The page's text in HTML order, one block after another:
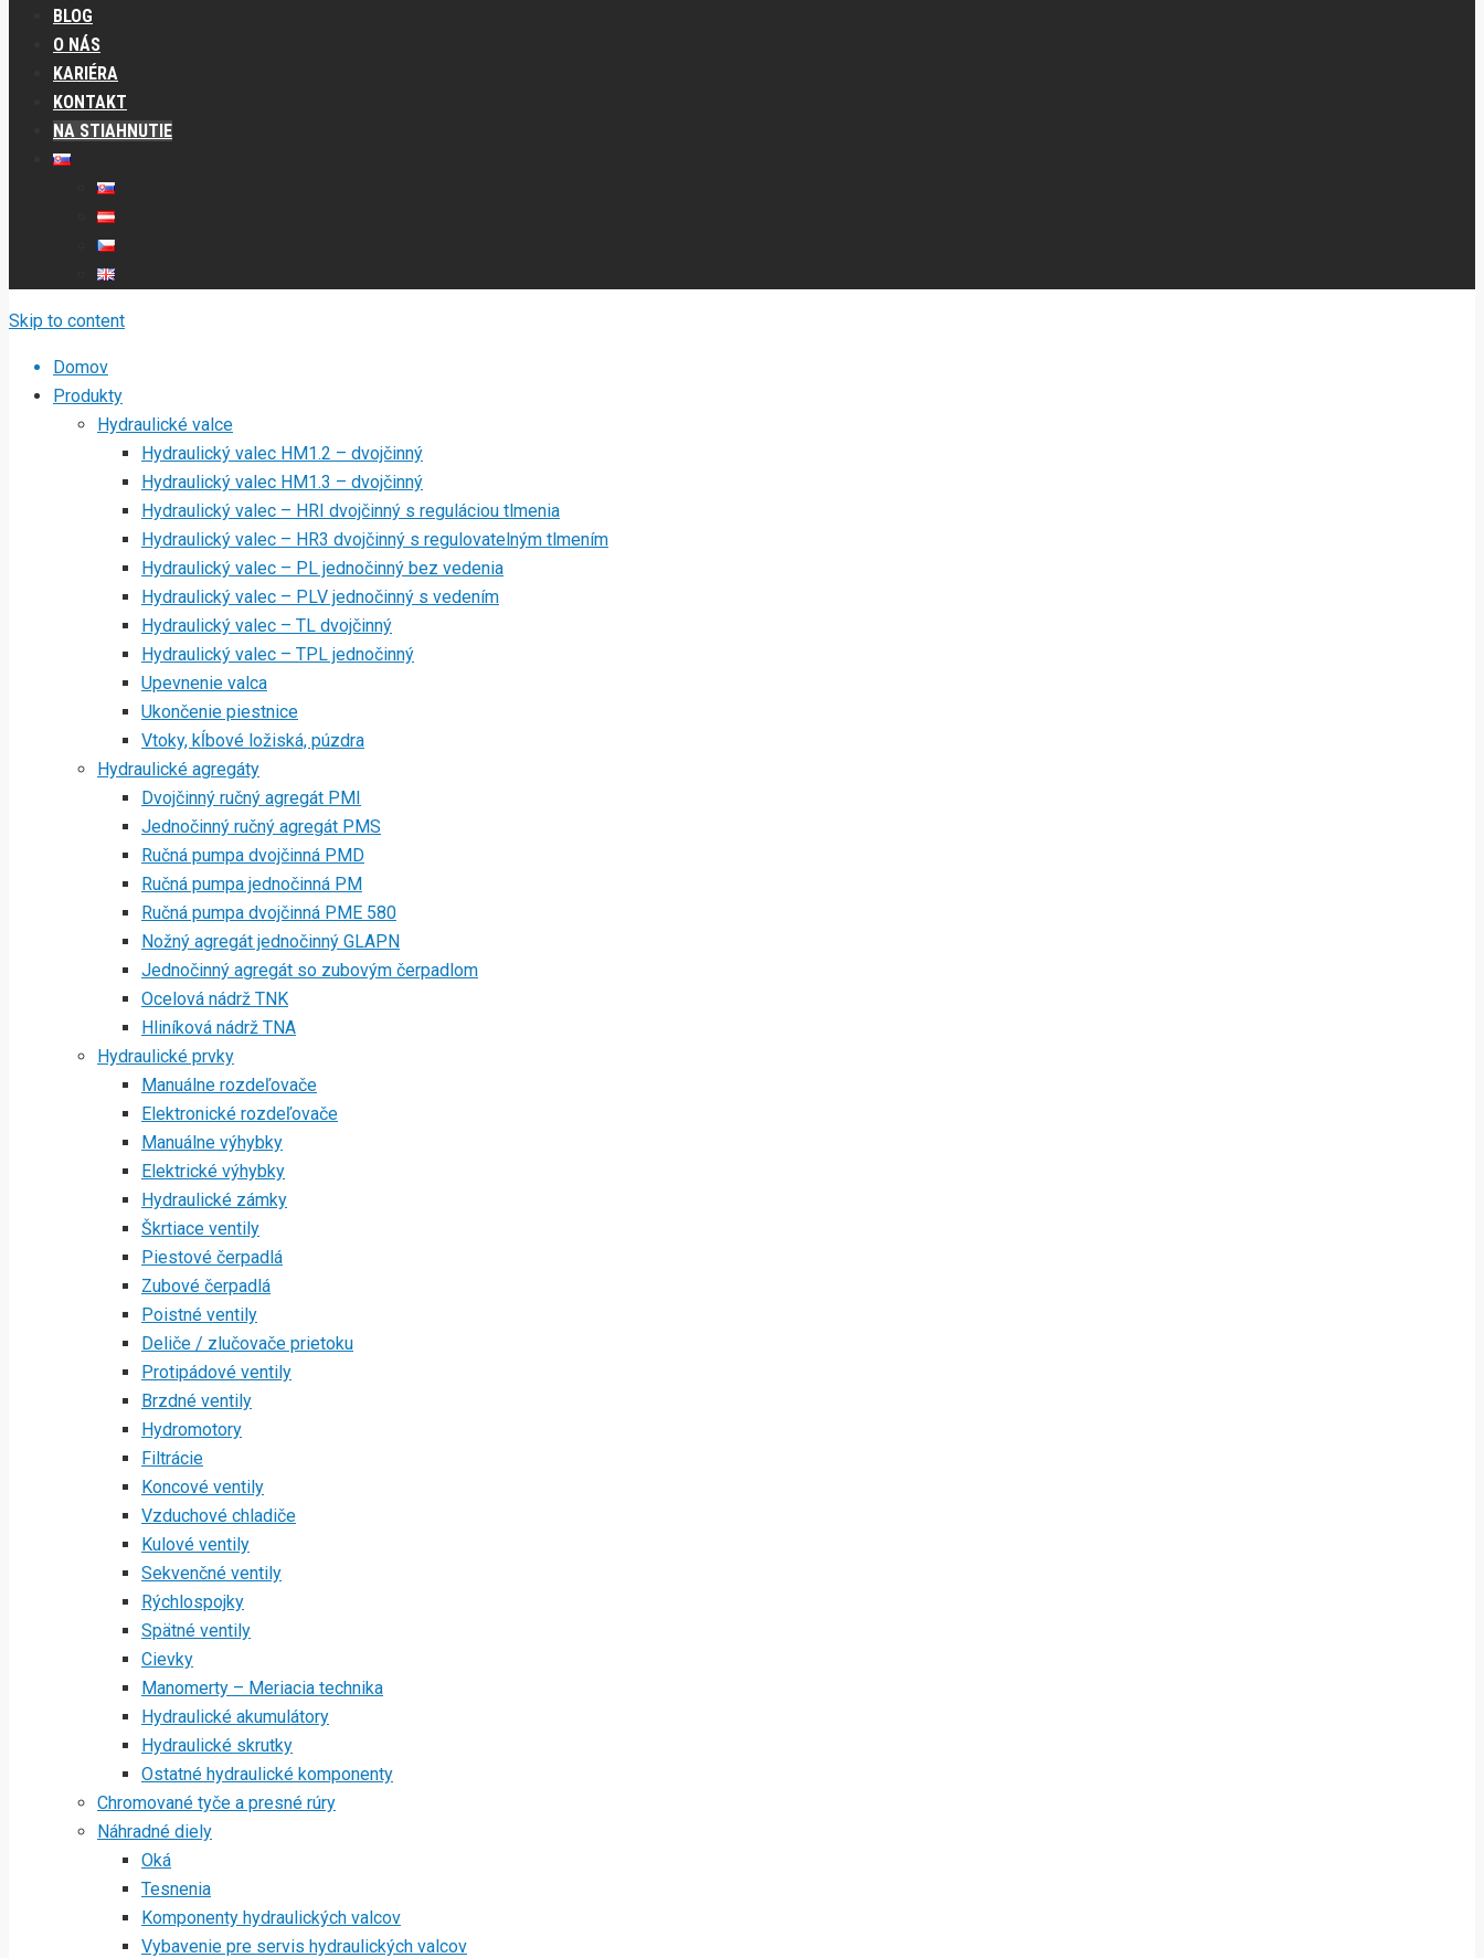
BLOG
O NÁS
KARIÉRA
KONTAKT
NA STIAHNUTIE
Skip to content
Domov
Produkty
Hydraulické valce
Hydraulický valec HM1.2 – dvojčinný
Hydraulický valec HM1.3 – dvojčinný
Hydraulický valec – HRI dvojčinný s reguláciou tlmenia
Hydraulický valec – HR3 dvojčinný s regulovatelným tlmením
Hydraulický valec – PL jednočinný bez vedenia
Hydraulický valec – PLV jednočinný s vedením
Hydraulický valec – TL dvojčinný
Hydraulický valec – TPL jednočinný
Upevnenie valca
Ukončenie piestnice
Vtoky, kĺbové ložiská, púzdra
Hydraulické agregáty
Dvojčinný ručný agregát PMI
Jednočinný ručný agregát PMS
Ručná pumpa dvojčinná PMD
Ručná pumpa jednočinná PM
Ručná pumpa dvojčinná PME 580
Nožný agregát jednočinný GLAPN
Jednočinný agregát so zubovým čerpadlom
Ocelová nádrž TNK
Hliníková nádrž TNA
Hydraulické prvky
Manuálne rozdeľovače
Elektronické rozdeľovače
Manuálne výhybky
Elektrické výhybky
Hydraulické zámky
Škrtiace ventily
Piestové čerpadlá
Zubové čerpadlá
Poistné ventily
Deliče / zlučovače prietoku
Protipádové ventily
Brzdné ventily
Hydromotory
Filtrácie
Koncové ventily
Vzduchové chladiče
Kulové ventily
Sekvenčné ventily
Rýchlospojky
Spätné ventily
Cievky
Manomerty – Meriacia technika
Hydraulické akumulátory
Hydraulické skrutky
Ostatné hydraulické komponenty
Chromované tyče a presné rúry
Náhradné diely
Oká
Tesnenia
Komponenty hydraulických valcov
Vybavenie pre servis hydraulických valcov